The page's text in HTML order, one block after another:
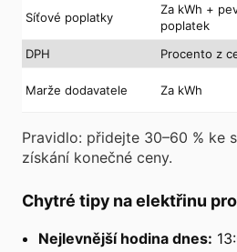
Síťové poplatky
Za kWh +
poplatek
DPH
Procento z
Marže dodavatele Za kWh
Pravidlo: přidejte 30–60 % ke
získání konečné ceny.
Chytré tipy na elektřinu
Nejlevnější hodina dnes: